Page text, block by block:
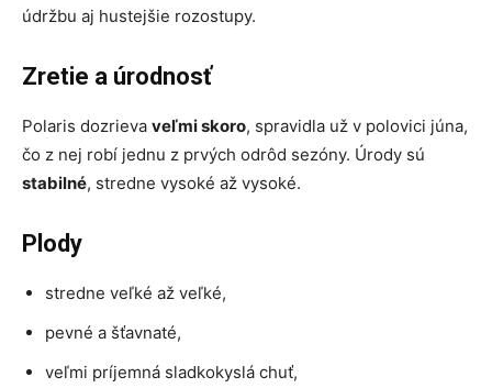
údržbu aj hustejšie rozostupy.
Zretie a úrodnosť
Polaris dozrieva veľmi skoro, spravidla už v polovici júna,
čo z nej robí jednu z prvých odrôd sezóny. Úrody sú
stabilné, stredne vysoké až vysoké.
Plody
stredne veľké až veľké,
pevné a šťavnaté,
veľmi príjemná sladkokyslá chuť,